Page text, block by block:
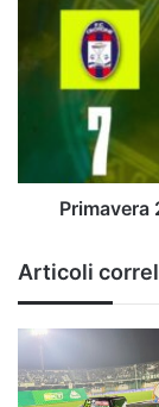
l'Avellino:
Primavera
Articoli